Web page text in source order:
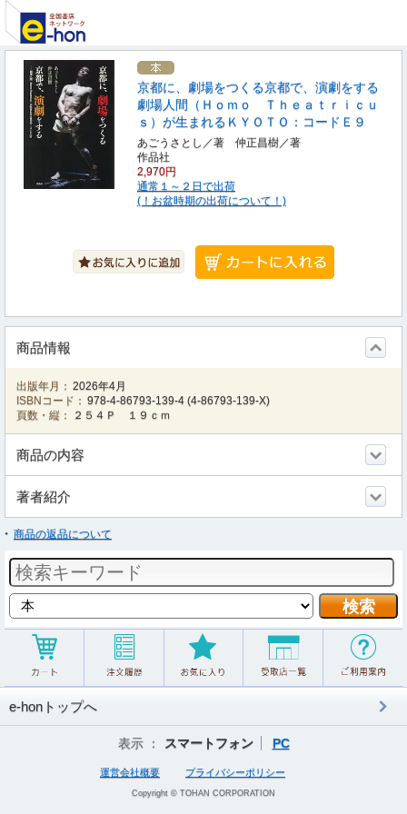
京都に、劇場をつくる京都で、演劇をする
劇場人間（Ｈｏｍｏ Ｔｈｅａｔｒｉｃｕ
ｓ）が生まれるＫＹＯＴＯ：コードＥ９
あごうさとし／著 仲正昌樹／著
作品社
2,970円
通常１～２日で出荷
(！お盆時期の出荷について！)
商品情報
出版年月： 2026年4月
ISBNコード： 978-4-86793-139-4 (4-86793-139-X)
頁数・縦：
２５４Ｐ １９ｃｍ
商品の内容
著者紹介
商品の返品について
e-honトップへ
表示 ： スマートフォン PC
運営会社概要 プライバシーポリシー
Copyright © TOHAN CORPORATION